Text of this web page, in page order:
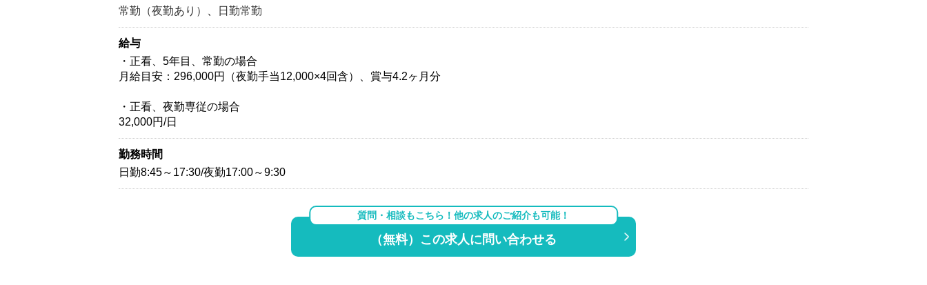
常勤（夜勤あり）
日勤常勤
給与
・正看、5年目、常勤の場合
月給目安：296,000円（夜勤手当12,000×4回含）、賞与4.2ヶ月分
・正看、夜勤専従の場合
32,000円/日
勤務時間
日勤8:45～17:30/夜勤17:00～9:30
質問・相談もこちら！他の求人のご紹介も可能！
（無料）この求人に問い合わせる